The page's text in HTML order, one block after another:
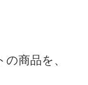
の商品を、